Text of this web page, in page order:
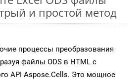
и простой метод
процессы преобразования
файлы ODS в HTML с
API Aspose.Cells. Это мощное